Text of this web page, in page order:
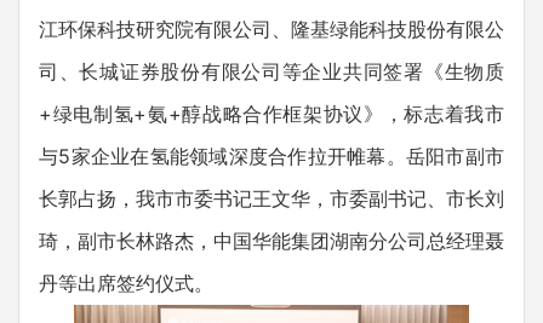
江环保科技研究院有限公司、隆基绿能科技股份有限公
司、长城证券股份有限公司等企业共同签署《生物质
+绿电制氢+氨+醇战略合作框架协议》，标志着我市
与5家企业在氢能领域深度合作拉开帷幕。岳阳市副市
长郭占扬，我市市委书记王文华，市委副书记、市长刘
琦，副市长林路杰，中国华能集团湖南分公司总经理聂
丹等出席签约仪式。